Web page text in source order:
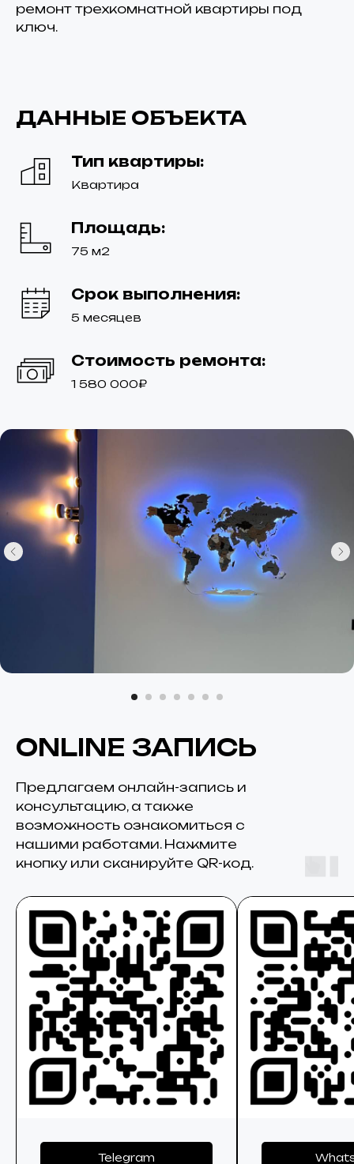
ремонт трехкомнатной квартиры под
ключ.
ДАННЫЕ ОБЪЕКТА
Тип квартиры:
Квартира
Площадь:
75 м2
Срок выполнения:
5 месяцев
Стоимость ремонта:
1 580 000₽
ONLINE ЗАПИСЬ
Предлагаем онлайн-запись и
консультацию, а также
возможность ознакомиться с
нашими работами. Нажмите
кнопку или сканируйте QR-код.
Telegram